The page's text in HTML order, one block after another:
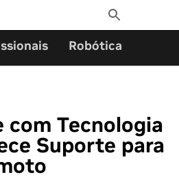
Toggle
Search
Robótica
com Tecnologia
Suporte para